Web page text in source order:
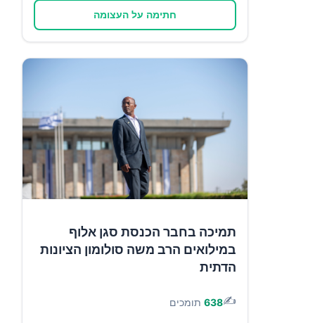
חתימה על העצומה
תמיכה בחבר הכנסת סגן אלוף
במילואים הרב משה סולומון הציונות
הדתית
✍️
638 תומכים